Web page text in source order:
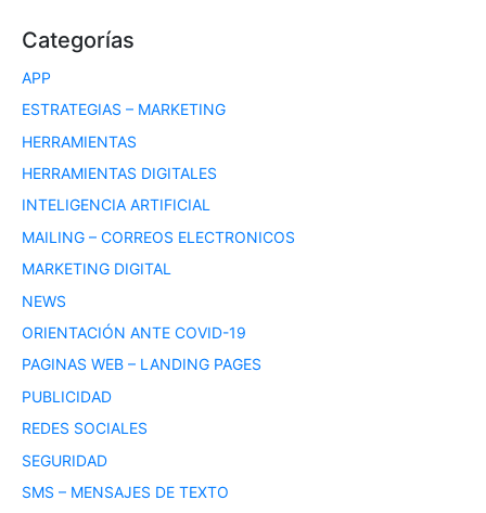
Categorías
APP
ESTRATEGIAS – MARKETING
HERRAMIENTAS
HERRAMIENTAS DIGITALES
INTELIGENCIA ARTIFICIAL
MAILING – CORREOS ELECTRONICOS
MARKETING DIGITAL
NEWS
ORIENTACIÓN ANTE COVID-19
PAGINAS WEB – LANDING PAGES
PUBLICIDAD
REDES SOCIALES
SEGURIDAD
SMS – MENSAJES DE TEXTO